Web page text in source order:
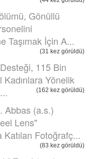
Gönüllü
Taşımak İçin A...
(31 kez görüldü)
115 Bin
Yönelik
(162 kez görüldü)
Abbas (a.s.)
Lens"
Katılan Fotoğrafç...
(83 kez görüldü)